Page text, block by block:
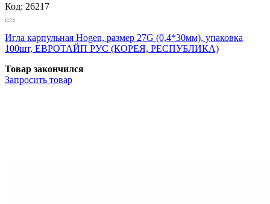
Код: 26217
Игла карпульная Hogen, размер 27G (0,4*30мм), упаковка
100шт, ЕВРОТАЙП РУС (КОРЕЯ, РЕСПУБЛИКА)
Товар закончился
Запросить товар